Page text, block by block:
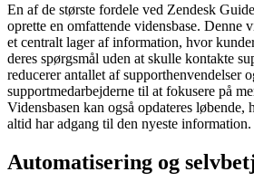
En af de største fordele ved Zendesk
oprette en omfattende vidensbase. Denne
et centralt lager af information, hvor
deres spørgsmål uden at skulle kontakte
reducerer antallet af supporthenvendelser
supportmedarbejderne til at fokusere på
Vidensbasen kan også opdateres
altid har adgang til den nyeste information.
Automatisering og